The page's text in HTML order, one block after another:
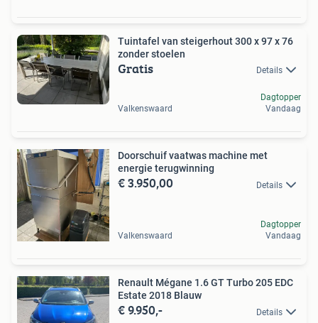
Tuintafel van steigerhout 300 x 97 x 76
zonder stoelen
Gratis Details
Valkenswaard
Dagtopper
Vandaag
Doorschuif vaatwas machine met
energie terugwinning
€ 3.950,00 Details
Valkenswaard
Dagtopper
Vandaag
Renault Mégane 1.6 GT Turbo 205 EDC
Estate 2018 Blauw
€ 9.950,- Details